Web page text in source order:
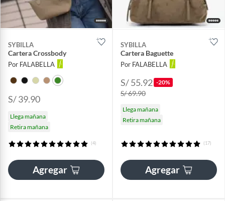
SYBILLA
Cartera Crossbody
Por FALABELLA
S/ 39.90
Llega mañana
Retira mañana
(4)
Agregar
SYBILLA
Cartera Baguette
Por FALABELLA
S/ 55.92 -20%
S/ 69.90
Llega mañana
Retira mañana
(17)
Agregar